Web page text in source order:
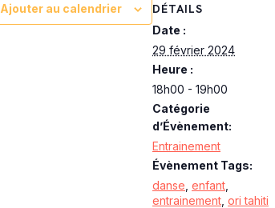
Ajouter au calendrier DÉTAILS
Date :
29 février 2024
Heure :
18h00 - 19h00
Catégorie
d’Évènement:
Entrainement
Évènement Tags:
danse enfant
entrainement ori tahiti